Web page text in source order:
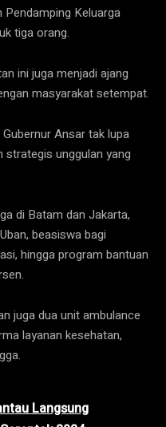
Keluarga
tiga orang.
ini juga menjadi ajang
masyarakat setempat.
Ansar tak lupa
strategis unggulan yang
di Batam dan Jakarta,
beasiswa bagi
hingga program bantuan
juga dua unit ambulance
layanan kesehatan,
Langsung